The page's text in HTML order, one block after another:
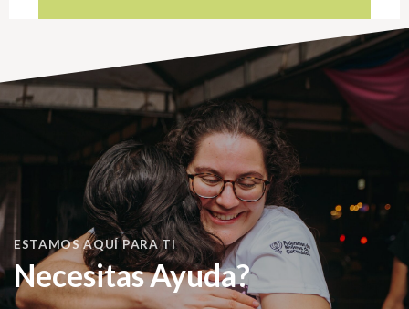
ESTAMOS AQUÍ PARA TI
Necesitas Ayuda?